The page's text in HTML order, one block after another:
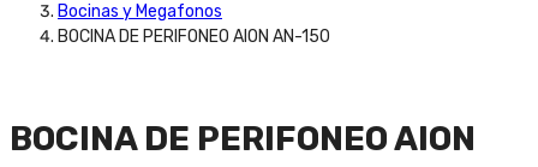
Bocinas y Megafonos
BOCINA DE PERIFONEO AION AN-150
BOCINA DE PERIFONEO AION